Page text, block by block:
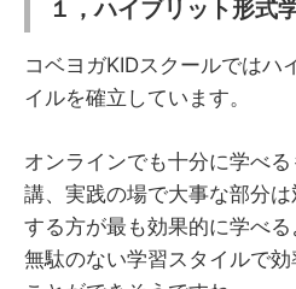
１，ハイブリット形式
コベヨガKIDスクールではハ
イルを確立しています。
オンラインでも十分に学べ
講、実践の場で大事な部分
する方が最も効果的に学べる
無駄のない学習スタイルで